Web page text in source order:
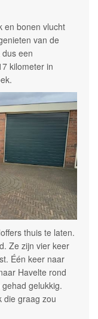
en bonen vlucht
van de
een
kilometer in
thuis te laten.
Ze zijn vier keer
Één keer naar
Havelte rond
gelukkig.
die graag zou